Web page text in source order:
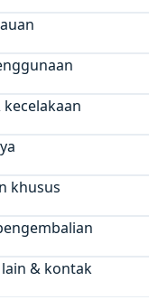
khusus
& kontak